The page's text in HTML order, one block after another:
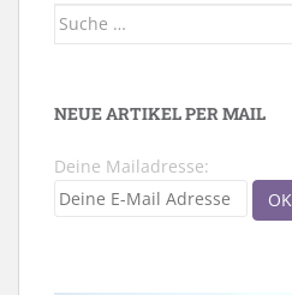
Suche
NEUE ARTIKEL PER MAIL
Deine Mailadresse: